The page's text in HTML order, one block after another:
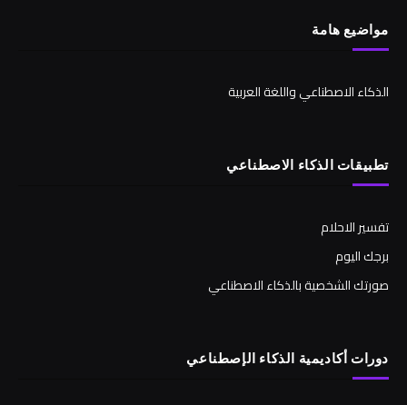
مواضيع هامة
الذكاء الاصطناعي واللغة العربية
تطبيقات الذكاء الاصطناعي
تفسير الاحلام
برجك اليوم
صورتك الشخصية بالذكاء الاصطناعي
دورات أكاديمية الذكاء الإصطناعي